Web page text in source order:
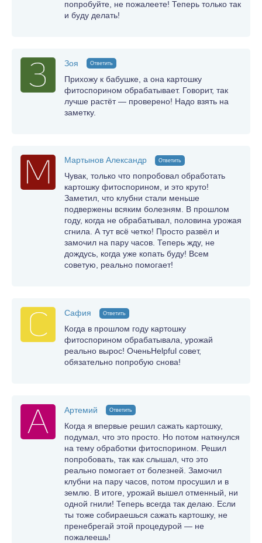
попробуйте, не пожалеете! Теперь только так
и буду делать!
Зоя Ответить
Прихожу к бабушке, а она картошку
фитоспорином обрабатывает. Говорит, так
лучше растёт — проверено! Надо взять на
заметку.
Мартынов Александр Ответить
Чувак, только что попробовал обработать
картошку фитоспорином, и это круто!
Заметил, что клубни стали меньше
подвержены всяким болезням. В прошлом
году, когда не обрабатывал, половина урожая
сгнила. А тут всё четко! Просто развёл и
замочил на пару часов. Теперь жду, не
дождусь, когда уже копать буду! Всем
советую, реально помогает!
Сафия Ответить
Когда в прошлом году картошку
фитоспорином обрабатывала, урожай
реально вырос! ОченьHelpful совет,
обязательно попробую снова!
Артемий Ответить
Когда я впервые решил сажать картошку,
подумал, что это просто. Но потом наткнулся
на тему обработки фитоспорином. Решил
попробовать, так как слышал, что это
реально помогает от болезней. Замочил
клубни на пару часов, потом просушил и в
землю. В итоге, урожай вышел отменный, ни
одной гнили! Теперь всегда так делаю. Если
ты тоже собираешься сажать картошку, не
пренебрегай этой процедурой — не
пожалеешь!